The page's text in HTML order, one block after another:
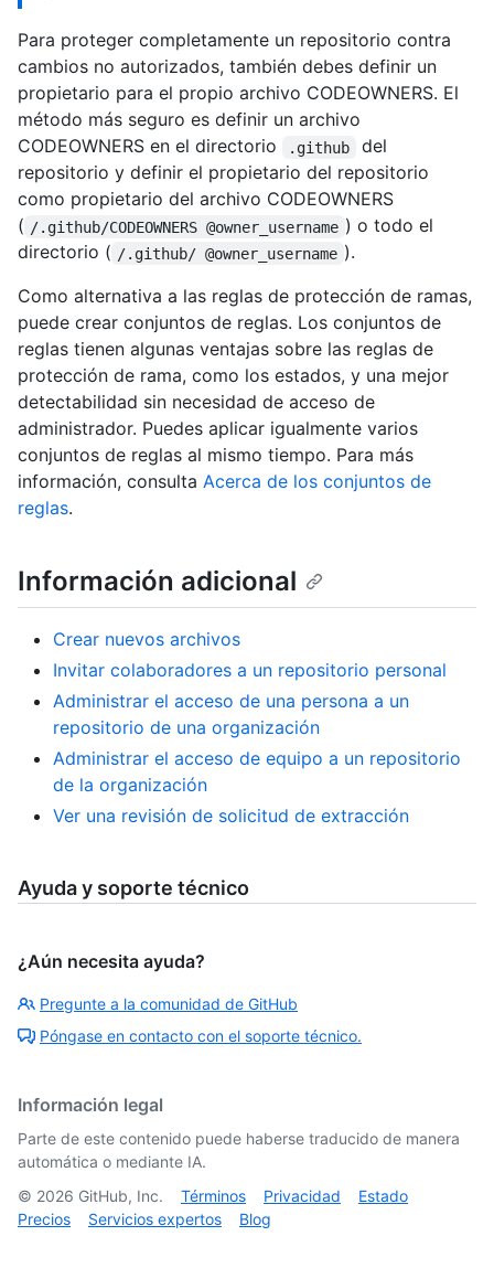
Para proteger completamente un repositorio contra
cambios no autorizados, también debes definir un
propietario para el propio archivo CODEOWNERS. El
método más seguro es definir un archivo
CODEOWNERS en el directorio
.github
del
repositorio y definir el propietario del repositorio
como propietario del archivo CODEOWNERS
( /.github/CODEOWNERS @owner_username ) o todo el
directorio ( /.github/ @owner_username ).
Como alternativa a las reglas de protección de ramas,
puede crear conjuntos de reglas. Los conjuntos de
reglas tienen algunas ventajas sobre las reglas de
protección de rama, como los estados, y una mejor
detectabilidad sin necesidad de acceso de
administrador. Puedes aplicar igualmente varios
conjuntos de reglas al mismo tiempo. Para más
información, consulta Acerca de los conjuntos de
reglas.
Información adicional
Crear nuevos archivos
Invitar colaboradores a un repositorio personal
Administrar el acceso de una persona a un
repositorio de una organización
Administrar el acceso de equipo a un repositorio
de la organización
Ver una revisión de solicitud de extracción
Ayuda y soporte técnico
¿Aún necesita ayuda?
Pregunte a la comunidad de GitHub
Póngase en contacto con el soporte técnico.
Información legal
Parte de este contenido puede haberse traducido de manera
automática o mediante IA.
© 2026 GitHub, Inc. Términos Privacidad
Estado
Precios
Servicios expertos Blog